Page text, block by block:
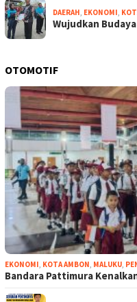
DAERAH EKONOMI
Wujudkan
OTOMOTIF
EKONOMI, KOTA AMBON, MALUKU,
Bandara Pattimura